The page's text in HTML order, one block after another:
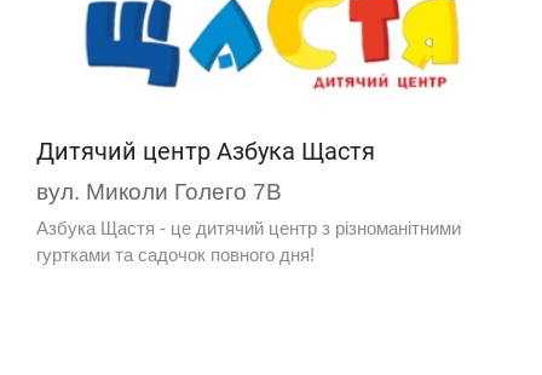
Дитячий центр Азбука Щастя
вул. Миколи Голего 7В
Азбука Щастя - це дитячий центр з різноманітними
гуртками та садочок повного дня!